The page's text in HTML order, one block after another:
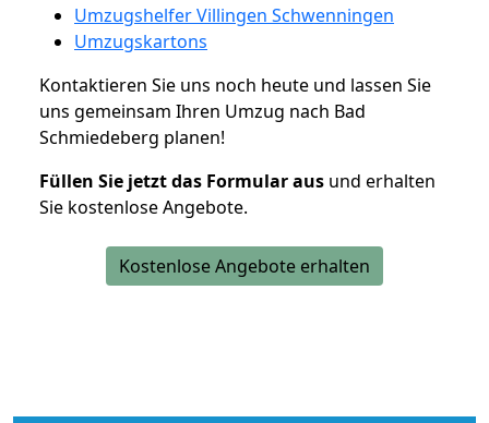
Umzugshelfer Villingen Schwenningen
Umzugskartons
Kontaktieren Sie uns noch heute und lassen Sie
uns gemeinsam Ihren Umzug nach Bad
Schmiedeberg planen!
Füllen Sie jetzt das Formular aus und erhalten
Sie kostenlose Angebote.
Kostenlose Angebote erhalten